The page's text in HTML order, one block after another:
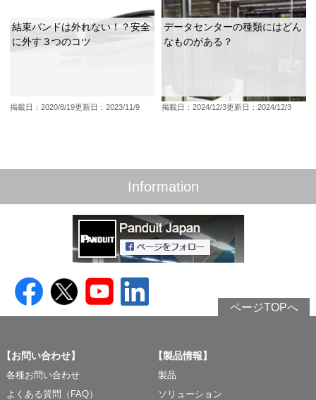
結束バンドは外れない！？安全
に外す３つのコツ
掲載日：2020/8/19更新日：2023/11/9
データセンターの種類にはどん
なものがある？
掲載日：2024/12/3更新日：2024/12/3
Information
ページTOPへ
【お問い合わせ】
各種お問い合わせ
よくある質問（FAQ）
【製品情報】
製品
ソリューション